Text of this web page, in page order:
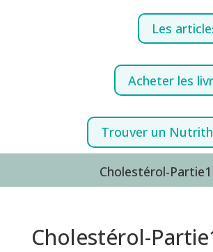
Les
Acheter les
Trouver un
Cholestérol-Partie1
Cholestérol-